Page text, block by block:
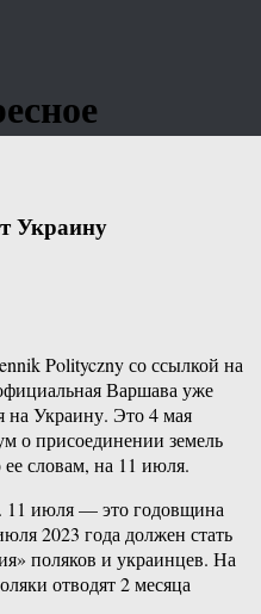
Украину
Polityczny со ссылкой на
Варшава уже
на Украину. Это 4 мая
о присоединении земель
словам, на 11 июля.
11 июля — это годовщина
2023 года должен стать
поляков и украинцев. На
отводят 2 месяца